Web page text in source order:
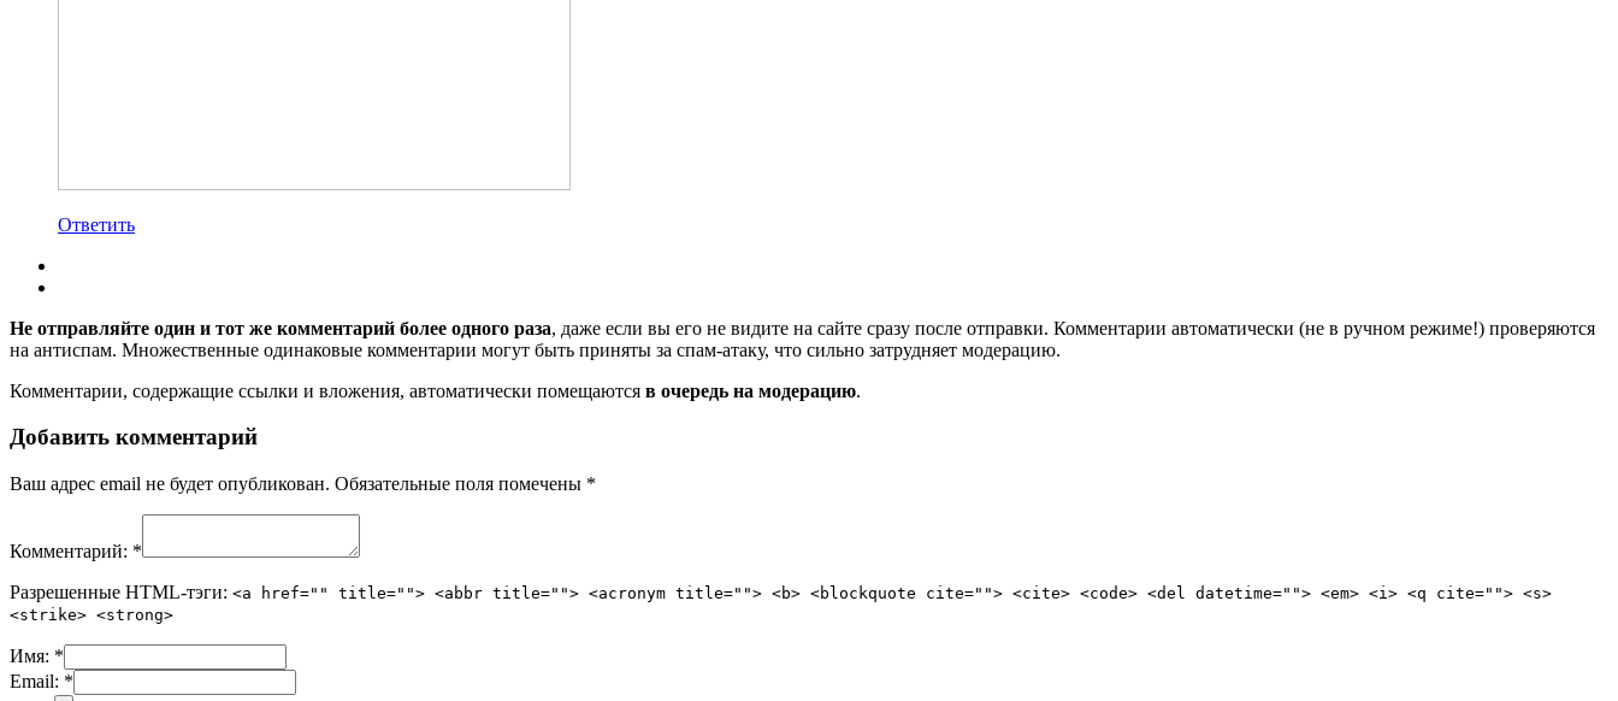
Ответить
Не отправляйте один и тот же комментарий более одного раза, даже если вы его не видите на сайте сразу после отправки. Комментарии автоматически (не в ручном режиме!) проверяются
на антиспам. Множественные одинаковые комментарии могут быть приняты за спам-атаку, что сильно затрудняет модерацию.
Комментарии, содержащие ссылки и вложения, автоматически помещаются в очередь на модерацию.
Добавить комментарий
Ваш адрес email не будет опубликован. Обязательные поля помечены *
Комментарий: *
Разрешенные HTML-тэги: <a href="" title=""> <abbr title=""> <acronym title=""> <b> <blockquote cite=""> <cite> <code> <del datetime=""> <em> <i> <q cite=""> <s>
<strike> <strong>
Имя: *
Email: *